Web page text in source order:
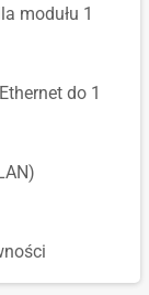
modułu 1
do 1